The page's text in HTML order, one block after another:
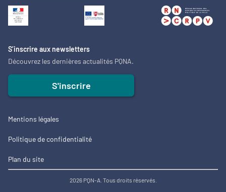
S’inscrire aux newsletters
Découvrez les dernières actualités PQNA.
S'inscrire
Mentions légales
Politique de confidentialité
Plan du site
2026 PQN-A. Tous droits réservés.